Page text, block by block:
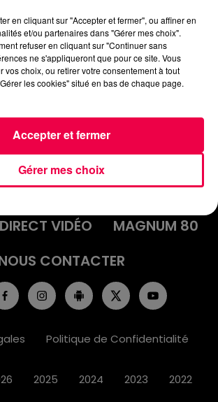
UJUC-4.mp3
INFOS
EMISSIONS
JEUX
PODCASTS
DIRECT VIDÉO
MAGNUM 80
CONTACTER
Politique de Confidentialité
2025 2024 2023 2022
en cliquant sur "Accepter et fermer", ou affiner en
et/ou partenaires dans "Gérer mes choix".
refuser en cliquant sur "Continuer sans
ne s'appliqueront que pour ce site. Vous
vos choix, ou retirer votre consentement à tout
les cookies" situé en bas de chaque page.
Gérer mes choix
Accepter et fermer